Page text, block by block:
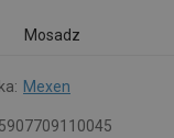
Mosadz
Mexen
5907709110045